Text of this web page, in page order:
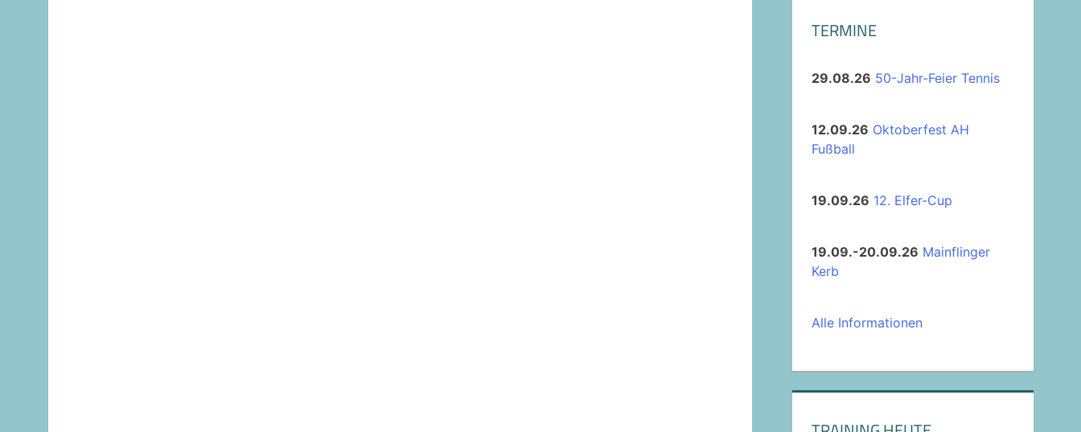
TERMINE
29.08.26 50-Jahr-Feier Tennis
12.09.26 Oktoberfest AH
Fußball
19.09.26 12. Elfer-Cup
19.09.-20.09.26 Mainflinger
Kerb
Alle Informationen